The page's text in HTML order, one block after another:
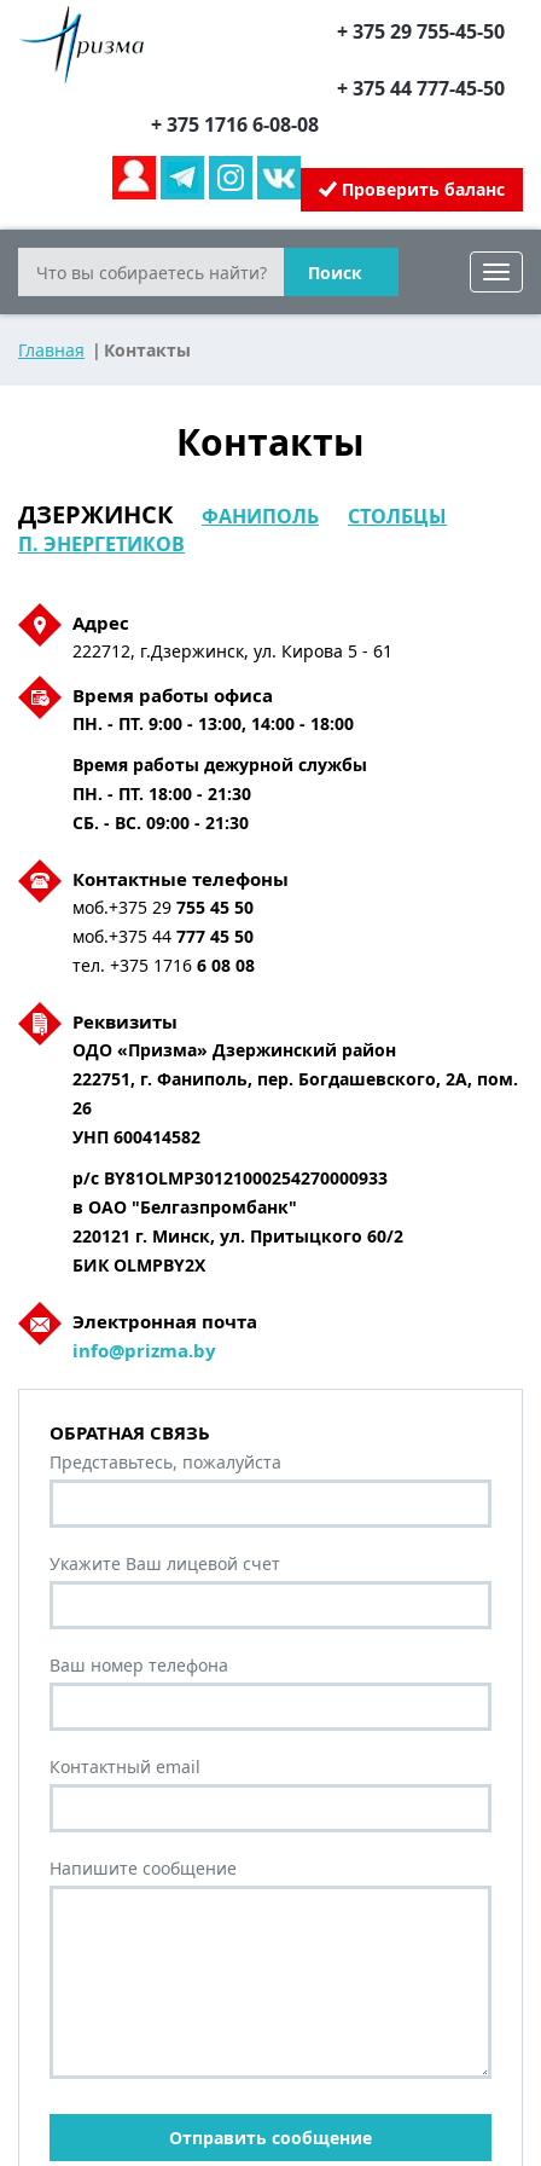
+ 375 29 755-45-50
+ 375 44 777-45-50
+ 375 1716 6-08-08
Проверить баланс
Поиск
Главная Контакты
Контакты
ДЗЕРЖИНСК ФАНИПОЛЬ
СТОЛБЦЫ
П. ЭНЕРГЕТИКОВ
Адрес
222712, г.Дзержинск, ул. Кирова 5 - 61
Время работы офиса
ПН. - ПТ. 9:00 - 13:00, 14:00 - 18:00
Время работы дежурной службы
ПН. - ПТ. 18:00 - 21:30
СБ. - ВС. 09:00 - 21:30
Контактные телефоны
моб.+375 29 755 45 50
моб.+375 44 777 45 50
тел. +375 1716 6 08 08
Реквизиты
ОДО «Призма» Дзержинский район
222751, г. Фаниполь, пер. Богдашевского, 2А, пом.
26
УНП 600414582
р/с BY81OLMP30121000254270000933
в ОАО "Белгазпромбанк"
220121 г. Минск, ул. Притыцкого 60/2
БИКOLMPBY2X
Электронная почта
info@prizma.by
ОБРАТНАЯ СВЯЗЬ
Представьтесь, пожалуйста
Укажите Ваш лицевой счет
Ваш номер телефона
Контактный email
Напишите сообщение
Отправить сообщение